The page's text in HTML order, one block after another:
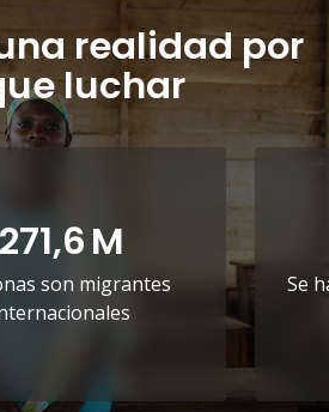
realidad por
luchar
271,6M
son migrantes
Se